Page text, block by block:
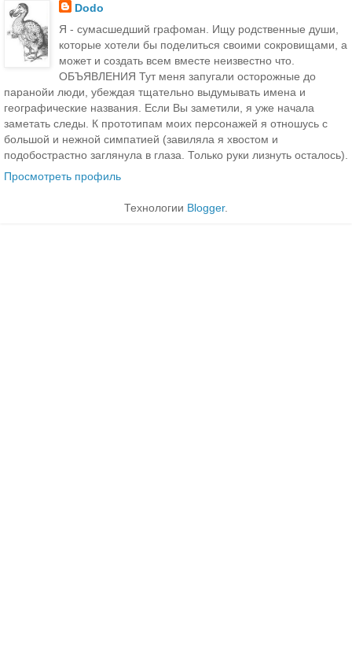
Dodo
Я - сумасшедший графоман. Ищу родственные души,
которые хотели бы поделиться своими сокровищами, а
может и создать всем вместе неизвестно что.
ОБЪЯВЛЕНИЯ Тут меня запугали осторожные до
паранойи люди, убеждая тщательно выдумывать имена и
географические названия. Если Вы заметили, я уже начала
заметать следы. К прототипам моих персонажей я отношусь с
большой и нежной симпатией (завиляла я хвостом и
подобострастно заглянула в глаза. Только руки лизнуть осталось).
Просмотреть профиль
Технологии Blogger.